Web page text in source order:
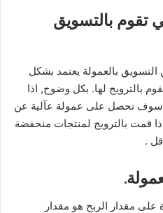
تقوم بالتسويق
بالعمولة يعتمد بشكل
بالترويج لها. بكل وضوح, اذا
سوف تحصل على عمولة عآلية عن
قمت بالترويج لمنتجات منخفضة
.
على مقدار الربح هو مقدار